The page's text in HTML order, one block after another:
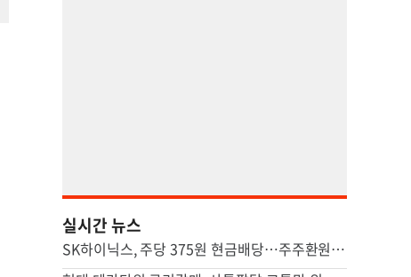
실시간 뉴스
SK하이닉스, 주당 375원 현금배당…주주환원책 9월 내 발표